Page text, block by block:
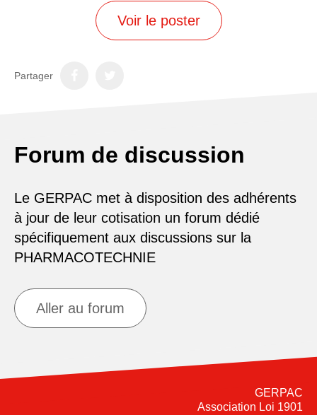
Voir le poster
Partager
Forum de discussion
Le GERPAC met à disposition des adhérents
à jour de leur cotisation un forum dédié
spécifiquement aux discussions sur la
PHARMACOTECHNIE
Aller au forum
GERPAC
Association Loi 1901